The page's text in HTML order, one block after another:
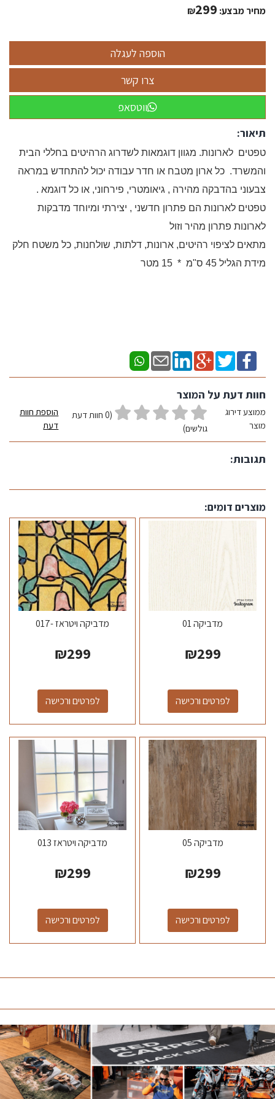
מחיר מבצע: ₪299
ווטסאפ
תיאור:
טפטים לארונות. מגוון דוגמאות לשדרוג הרהיטים בחללי הבית
והמשרד. כל ארון מטבח או חדר עבודה יכול להתחדש במראה
צבעוני בהדבקה מהירה , גיאומטרי, פירחוני, או כל דוגמא .
טפטים לארונות הם פתרון חדשני , יצירתי ומיוחד מדבקות
לארונות פתרון מהיר וזול
מתאים לציפוי רהיטים, ארונות, דלתות, שולחנות, כל משטח חלק
מידת הגליל 45 ס"מ * 15 מטר
חוות דעת על המוצר
ממוצע דירוג
מוצר
(0 חוות דעת
גולשים)
הוספת חוות
דעת
תגובות:
מוצרים דומים:
מדביקה 01
₪299
לפרטים ורכישה
מדביקה ויטראז -017
₪299
לפרטים ורכישה
מדביקה 05
₪299
לפרטים ורכישה
מדביקה ויטראז 013
₪299
לפרטים ורכישה